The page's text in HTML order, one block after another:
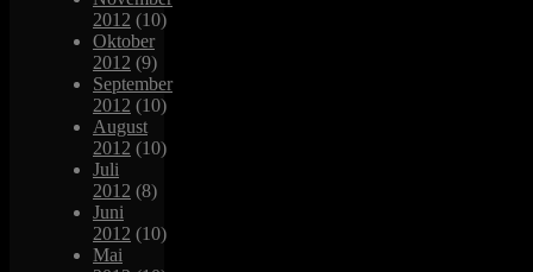
2012 (10)
Oktober
2012 (9)
September
2012 (10)
August
2012 (10)
Juli
2012 (8)
Juni
2012 (10)
Mai